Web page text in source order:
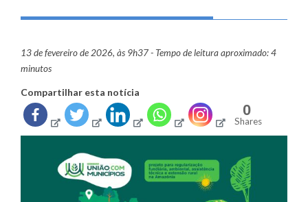
13 de fevereiro de 2026, às 9h37 - Tempo de leitura aproximado: 4
minutos
Compartilhar esta notícia
0
Shares